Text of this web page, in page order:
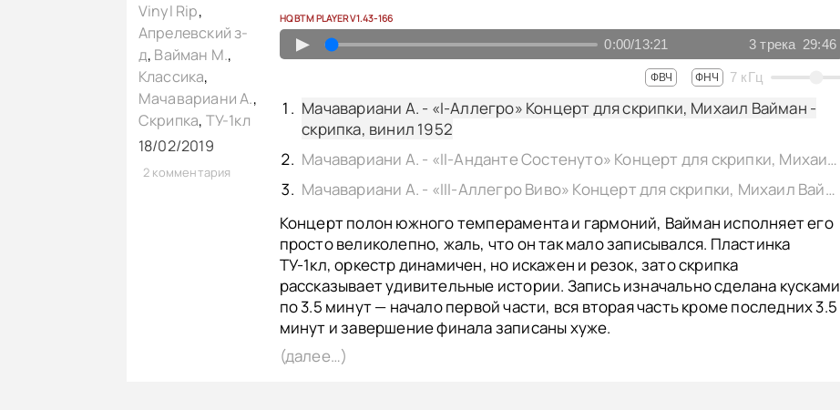
Vinyl Rip,
Апрелевский з-
д, Вайман М.,
Классика,
Мачавариани А.,
Скрипка, ТУ-1кл
18/02/2019
2 комментария
HQ BTM PLAYER V1.43-166
▲ 0:00/13:21 3 трека 29:46
ФВЧ ФНЧ 7 кГц
Мачавариани А. - «I-Аллегро» Концерт для скрипки, Михаил Вайман -
скрипка, винил 1952
Мачавариани А. - «II-Анданте Состенуто» Концерт для скрипки, Михаил Вайман - скрипка, винил 1952
Мачавариани А. - «III-Аллегро Виво» Концерт для скрипки, Михаил Вайман - скрипка, винил 1952
Концерт полон южного темперамента и гармоний, Вайман исполняет его
просто великолепно, жаль, что он так мало записывался. Пластинка
ТУ-1кл, оркестр динамичен, но искажен и резок, зато скрипка
рассказывает удивительные истории. Запись изначально сделана кусками
по 3.5 минут — начало первой части, вся вторая часть кроме последних 3.5
минут и завершение финала записаны хуже.
(далее…)